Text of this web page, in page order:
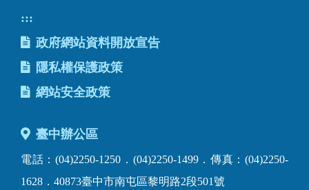
:::
政府網站資料開放宣告
隱私權保護政策
網站安全政策
臺中辦公區
電話：(04)2250-1250．(04)2250-1499．傳真：(04)2250-
1628．40873臺中市南屯區黎明路2段501號